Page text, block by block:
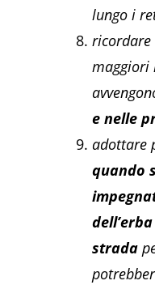
lungo i
ricordare
maggiori
e nelle
adottare
quando
strada